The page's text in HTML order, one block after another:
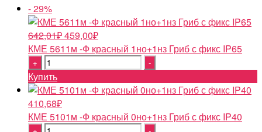
- 29%
642,01₽Первоначальная
цена
459,00₽Текущая
цена:
КМЕ 5611м -Ф красный 1но+1нз Гриб с фикс IP65
Quantity
Купить
410,68₽
КМЕ 5101м -Ф красный 0но+1нз Гриб с фикс IP40
Quantity